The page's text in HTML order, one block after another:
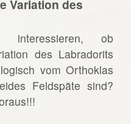
Variation des
ob
des Labradorits
vom Orthoklas
Feldspäte sind?